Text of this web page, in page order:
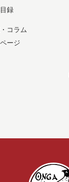
録
コラム
ージ